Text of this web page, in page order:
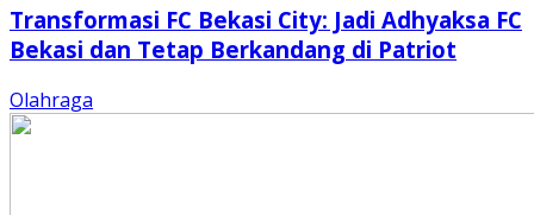
Transformasi FC Bekasi City: Jadi Adhyaksa FC
Bekasi dan Tetap Berkandang di Patriot
Olahraga